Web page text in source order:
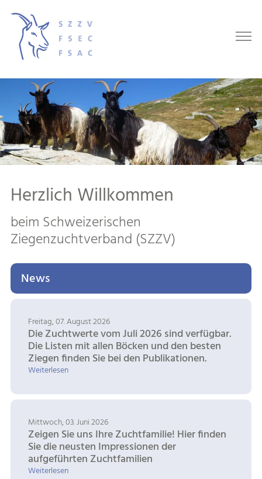
Herzlich Willkommen
beim Schweizerischen
Ziegenzuchtverband (SZZV)
News
Freitag, 07. August 2026
Die Zuchtwerte vom Juli 2026 sind verfügbar.
Die Listen mit allen Böcken und den besten
Ziegen finden Sie bei den Publikationen.
Weiterlesen
Mittwoch, 03. Juni 2026
Zeigen Sie uns Ihre Zuchtfamilie! Hier finden
Sie die neusten Impressionen der
aufgeführten Zuchtfamilien
Weiterlesen